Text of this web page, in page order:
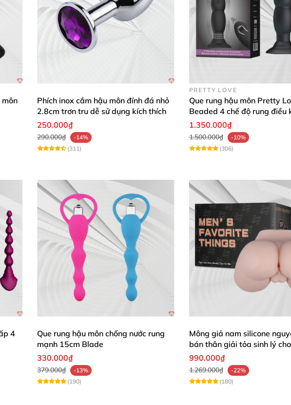
Phích inox cắm hậu môn đính đá nhỏ
2.8cm trơn tru dễ sử dụng kích thích
250.000₫
290.000₫
-14%
(311)
PRETTY LOVE
Que rung hậu môn Pretty
Beaded 4 chế độ rung điều
xa
1.350.000₫
1.500.000₫
-10%
(306)
4
Que rung hậu môn chống nước rung
mạnh 15cm Blade
330.000₫
379.000₫
-13%
(190)
Mông giả nam silicone
bán thân giải tỏa sinh lý
990.000₫
1.269.000₫
-22%
(180)